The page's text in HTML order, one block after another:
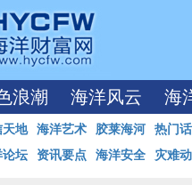
浪潮 海洋风云 海
地 海洋艺术 胶莱海河 热门
坛 资讯要点 海洋安全 灾难